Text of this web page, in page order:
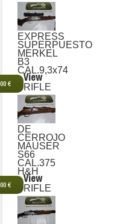
EXPRESS
SUPERPUESTO
MERKEL
B3
CAL.9,3x74
€
View
RIFLE
DE
CERROJO
MAUSER
S66
CAL.375
H&H
€
View
RIFLE